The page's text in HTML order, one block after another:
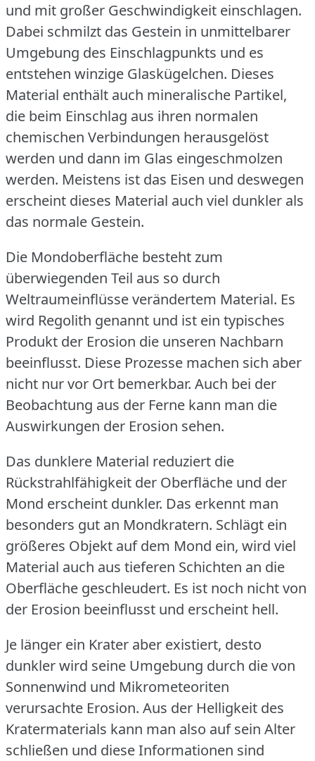
und mit großer Geschwindigkeit einschlagen.
Dabei schmilzt das Gestein in unmittelbarer
Umgebung des Einschlagpunkts und es
entstehen winzige Glaskügelchen. Dieses
Material enthält auch mineralische Partikel,
die beim Einschlag aus ihren normalen
chemischen Verbindungen herausgelöst
werden und dann im Glas eingeschmolzen
werden. Meistens ist das Eisen und deswegen
erscheint dieses Material auch viel dunkler als
das normale Gestein.
Die Mondoberfläche besteht zum
überwiegenden Teil aus so durch
Weltraumeinflüsse verändertem Material. Es
wird Regolith genannt und ist ein typisches
Produkt der Erosion die unseren Nachbarn
beeinflusst. Diese Prozesse machen sich aber
nicht nur vor Ort bemerkbar. Auch bei der
Beobachtung aus der Ferne kann man die
Auswirkungen der Erosion sehen.
Das dunklere Material reduziert die
Rückstrahlfähigkeit der Oberfläche und der
Mond erscheint dunkler. Das erkennt man
besonders gut an Mondkratern. Schlägt ein
größeres Objekt auf dem Mond ein, wird viel
Material auch aus tieferen Schichten an die
Oberfläche geschleudert. Es ist noch nicht von
der Erosion beeinflusst und erscheint hell.
Je länger ein Krater aber existiert, desto
dunkler wird seine Umgebung durch die von
Sonnenwind und Mikrometeoriten
verursachte Erosion. Aus der Helligkeit des
Kratermaterials kann man also auf sein Alter
schließen und diese Informationen sind